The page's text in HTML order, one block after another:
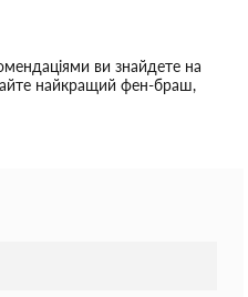
ви знайдете на
найкращий фен-браш,